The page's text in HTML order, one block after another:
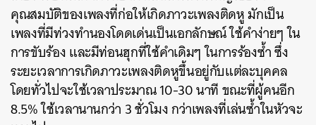
คุณสมบัติของเพลงที่ก่อให้เกิดภาวะเพลงติดหู มักเป็น
เพลงที่มีท่วงทำนองโดดเด่นเป็นเอกลักษณ์ ใช้คำง่ายๆ ใน
การขับร้อง และมีท่อนฮุกที่ใช้คำเดิมๆ ในการร้องซ้ำ ซึ่ง
ระยะเวลาการเกิดภาวะเพลงติดหูขึ้นอยู่กับแต่ละบุคคล
โดยทั่วไปจะใช้เวลาประมาณ 10-30 นาที ขณะที่ผู้คนอีก
8.5% ใช้เวลานานกว่า 3 ชั่วโมง กว่าเพลงที่เล่นซ้ำในหัวจะ